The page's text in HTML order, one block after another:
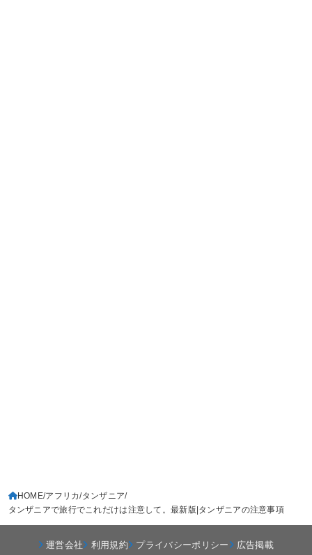
HOME アフリカ タンザニア
タンザニアで旅行でこれだけは注意して。最新版|タンザニアの注意事項
運営会社 利用規約 プライバシーポリシー
広告掲載